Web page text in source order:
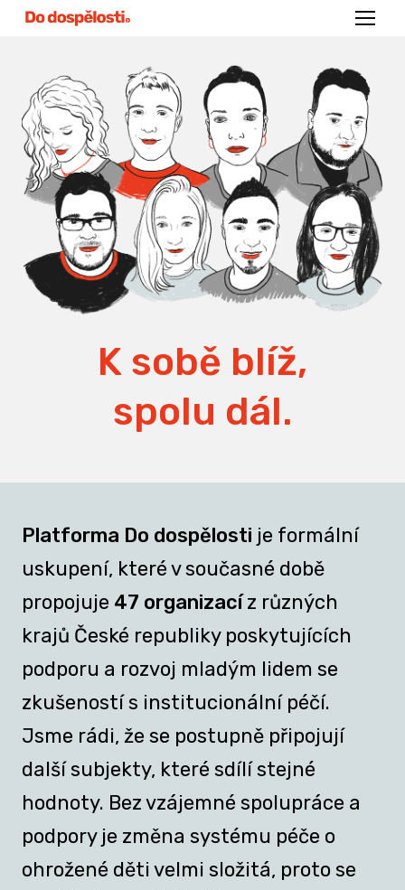
Menu
K sobě blíž,
spolu dál.
Platforma Do dospělosti je formální
uskupení, které v současné době
propojuje 47 organizacíz různých
krajů České republiky poskytujících
podporu a rozvoj mladým lidem se
zkušeností s institucionální péčí.
Jsme rádi, že se postupně připojují
další subjekty, které sdílí stejné
hodnoty. Bez vzájemné spolupráce a
podpory je změna systému péče o
ohrožené děti velmi složitá, proto se